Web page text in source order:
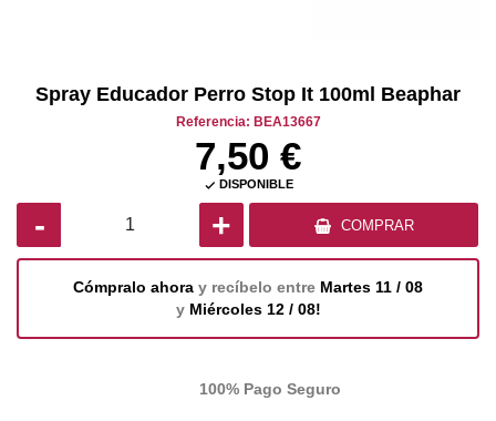
Spray Educador Perro Stop It 100ml Beaphar
Referencia: BEA13667
7,50 €
 DISPONIBLE
- + COMPRAR
Cómpralo ahora y recíbelo entre Martes 11 / 08
y Miércoles 12 / 08!
100% Pago Seguro